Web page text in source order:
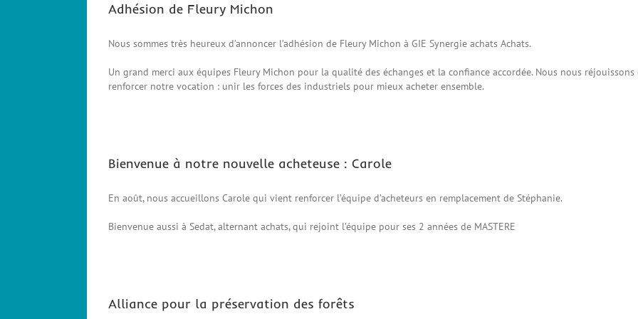
Adhésion de Fleury Michon
Nous sommes très heureux d’annoncer l’adhésion de Fleury Michon à GIE Synergie achats Achats.
Un grand merci aux équipes Fleury Michon pour la qualité des échanges et la confiance accordée. Nous nous
renforcer notre vocation : unir les forces des industriels pour mieux acheter ensemble.
Bienvenue à notre nouvelle acheteuse : Carole
En août, nous accueillons Carole qui vient renforcer l’équipe d’acheteurs en remplacement de Stéphanie.
Bienvenue aussi à Sedat, alternant achats, qui rejoint l’équipe pour ses 2 années de MASTERE
Alliance pour la préservation des forêts